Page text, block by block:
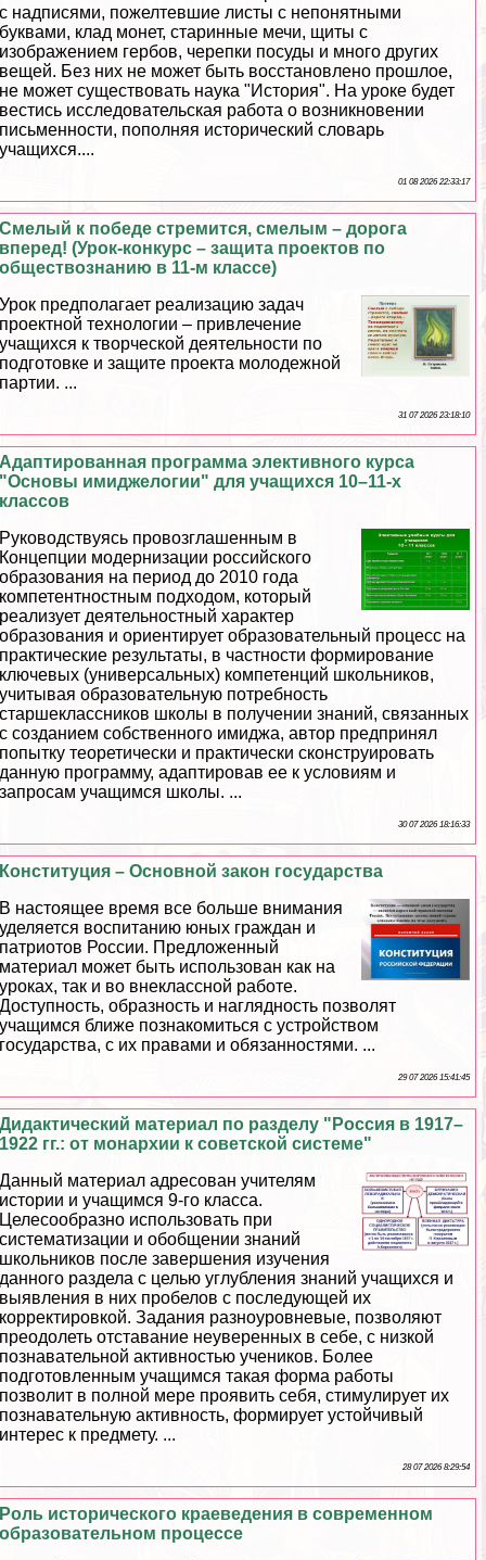
с надписями, пожелтевшие листы с непонятными
буквами, клад монет, старинные мечи, щиты с
изображением гербов, черепки посуды и много других
вещей. Без них не может быть восстановлено прошлое,
не может существовать наука "История". На уроке будет
вестись исследовательская работа о возникновении
письменности, пополняя исторический словарь
учащихся....
01 08 2026 22:33:17
Смелый к победе стремится, смелым – дорога
вперед! (Урок-конкурс – защита проектов по
обществознанию в 11-м классе)
Урок предполагает реализацию задач
проектной технологии – привлечение
учащихся к творческой деятельности по
подготовке и защите проекта молодежной
партии. ...
31 07 2026 23:18:10
Адаптированная программа элективного курса
"Основы имиджелогии" для учащихся 10–11-х
классов
Руководствуясь провозглашенным в
Концепции модернизации российского
образования на период до 2010 года
компетентностным подходом, который
реализует деятельностный хаpaктер
образования и ориентирует образовательный процесс на
пpaктические результаты, в частности формирование
ключевых (универсальных) компетенций школьников,
учитывая образовательную потребность
старшеклассников школы в получении знаний, связанных
с созданием собственного имиджа, автор предпринял
попытку теоретически и пpaктически сконструировать
данную программу, адаптировав ее к условиям и
запросам учащимся школы. ...
30 07 2026 18:16:33
Конституция – Основной закон государства
В настоящее время все больше внимания
уделяется воспитанию юных граждан и
патриотов России. Предложенный
материал может быть использован как на
уроках, так и во внеклассной работе.
Доступность, образность и наглядность позволят
учащимся ближе познакомиться с устройством
государства, с их правами и обязанностями. ...
29 07 2026 15:41:45
Дидактический материал по разделу "Россия в 1917–
1922 гг.: от монархии к советской системе"
Данный материал адресован учителям
истории и учащимся 9-го класса.
Целесообразно использовать при
систематизации и обобщении знаний
школьников после завершения изучения
данного раздела с целью углубления знаний учащихся и
выявления в них пробелов с последующей их
корректировкой. Задания разноуровневые, позволяют
преодолеть отставание неуверенных в себе, с низкой
познавательной активностью учеников. Более
подготовленным учащимся такая форма работы
позволит в полной мере проявить себя, стимулирует их
познавательную активность, формирует устойчивый
интерес к предмету. ...
28 07 2026 8:29:54
Роль исторического краеведения в современном
образовательном процессе